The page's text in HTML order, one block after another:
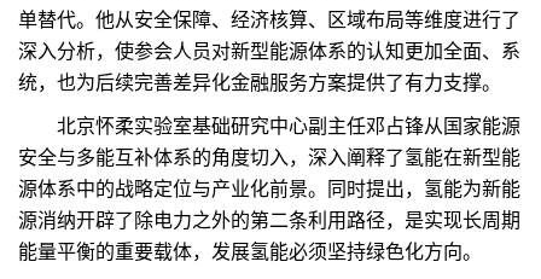
单替代。他从安全保障、经济核算、区域布局等维度进行了
深入分析，使参会人员对新型能源体系的认知更加全面、系
统，也为后续完善差异化金融服务方案提供了有力支撑。
北京怀柔实验室基础研究中心副主任邓占锋从国家能源
安全与多能互补体系的角度切入，深入阐释了氢能在新型能
源体系中的战略定位与产业化前景。同时提出，氢能为新能
源消纳开辟了除电力之外的第二条利用路径，是实现长周期
能量平衡的重要载体，发展氢能必须坚持绿色化方向。